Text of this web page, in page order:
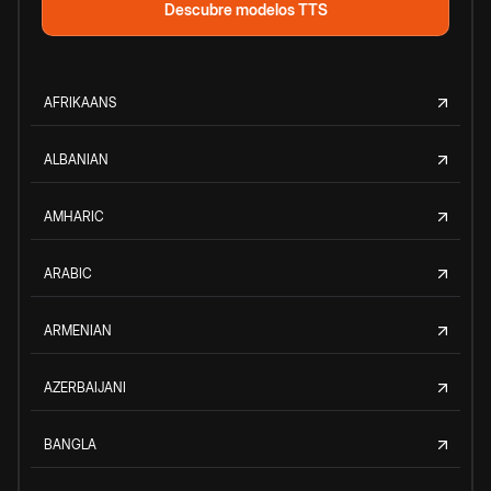
Descubre modelos TTS
AFRIKAANS
ALBANIAN
AMHARIC
ARABIC
ARMENIAN
AZERBAIJANI
BANGLA